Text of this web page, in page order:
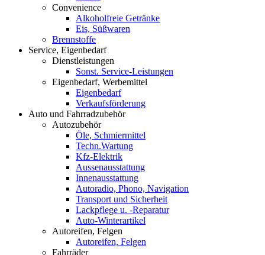
Convenience
Alkoholfreie Getränke
Eis, Süßwaren
Brennstoffe
Service, Eigenbedarf
Dienstleistungen
Sonst. Service-Leistungen
Eigenbedarf, Werbemittel
Eigenbedarf
Verkaufsförderung
Auto und Fahrradzubehör
Autozubehör
Öle, Schmiermittel
Techn.Wartung
Kfz-Elektrik
Aussenausstattung
Innenausstattung
Autoradio, Phono, Navigation
Transport und Sicherheit
Lackpflege u. -Reparatur
Auto-Winterartikel
Autoreifen, Felgen
Autoreifen, Felgen
Fahrräder